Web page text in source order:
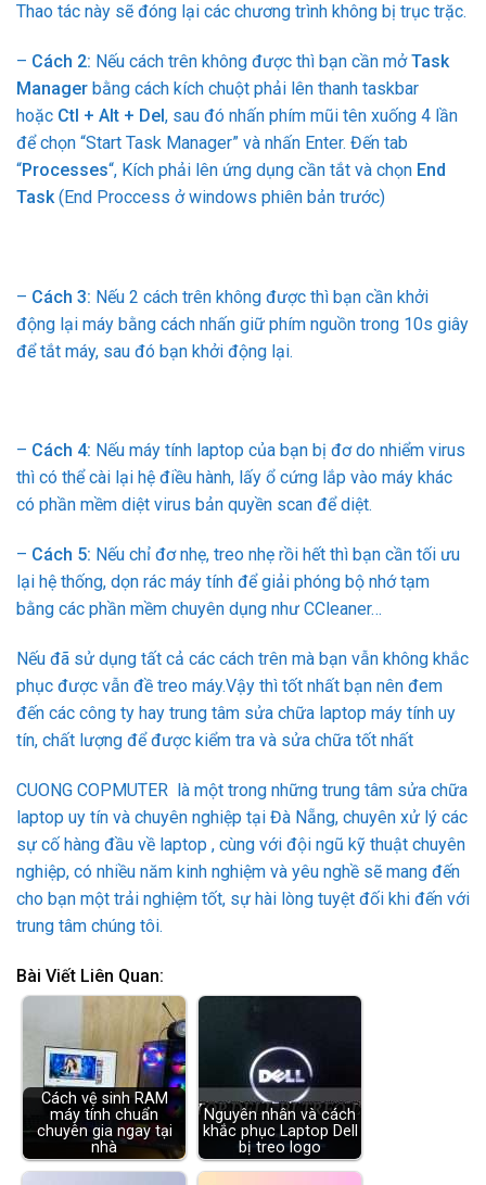
Thao tác này sẽ đóng lại các chương trình không bị trục trặc.
– Cách 2: Nếu cách trên không được thì bạn cần mởTask
Manager bằng cách kích chuột phải lên thanh taskbar
hoặc Ctl + Alt + Del, sau đó nhấn phím mũi tên xuống 4 lần
để chọn “Start Task Manager” và nhấn Enter. Đến tab
“Processes“, Kích phải lên ứng dụng cần tắt và chọn End
Task(End Proccess ở windows phiên bản trước)
– Cách 3: Nếu 2 cách trên không được thì bạn cần khởi
động lại máy bằng cách nhấn giữ phím nguồn trong 10s giây
để tắt máy, sau đó bạn khởi động lại.
– Cách 4: Nếu máy tính laptop của bạn bị đơ do nhiểm virus
thì có thể cài lại hệ điều hành, lấy ổ cứng lắp vào máy khác
có phần mềm diệt virus bản quyền scan để diệt.
– Cách 5: Nếu chỉ đơ nhẹ, treo nhẹ rồi hết thì bạn cần tối ưu
lại hệ thống, dọn rác máy tính để giải phóng bộ nhớ tạm
bằng các phần mềm chuyên dụng như CCleaner…
Nếu đã sử dụng tất cả các cách trên mà bạn vẫn không khắc
phục được vẫn đề treo máy.Vậy thì tốt nhất bạn nên đem
đến các công ty hay trung tâm sửa chữa laptop máy tính uy
tín, chất lượng để được kiểm tra và sửa chữa tốt nhất
CUONG COPMUTER là một trong những trung tâm sửa chữa
laptop uy tín và chuyên nghiệp tại Đà Nẵng, chuyên xử lý các
sự cố hàng đầu về laptop , cùng với đội ngũ kỹ thuật chuyên
nghiệp, có nhiều năm kinh nghiệm và yêu nghề sẽ mang đến
cho bạn một trải nghiệm tốt, sự hài lòng tuyệt đối khi đến với
trung tâm chúng tôi.
Bài Viết Liên Quan:
Cách vệ sinh RAM
máy tính chuẩn
chuyên gia ngay tại
nhà
Nguyên nhân và cách
khắc phục Laptop Dell
bị treo logo